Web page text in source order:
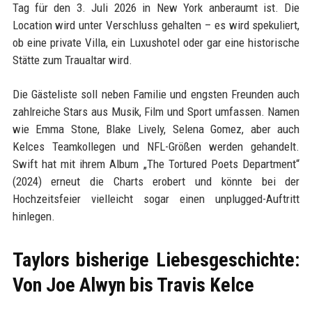
Tag für den 3. Juli 2026 in New York anberaumt ist. Die
Location wird unter Verschluss gehalten – es wird spekuliert,
ob eine private Villa, ein Luxushotel oder gar eine historische
Stätte zum Traualtar wird.
Die Gästeliste soll neben Familie und engsten Freunden auch
zahlreiche Stars aus Musik, Film und Sport umfassen. Namen
wie Emma Stone, Blake Lively, Selena Gomez, aber auch
Kelces Teamkollegen und NFL-Größen werden gehandelt.
Swift hat mit ihrem Album „The Tortured Poets Department“
(2024) erneut die Charts erobert und könnte bei der
Hochzeitsfeier vielleicht sogar einen unplugged-Auftritt
hinlegen.
Taylors bisherige Liebesgeschichte:
Von Joe Alwyn bis Travis Kelce